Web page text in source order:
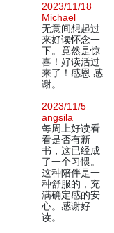
2023/11/18
Michael
无意间想起过
来好读怀念一
下。竟然是惊
喜！好读活过
来了！感恩 感
谢。
2023/11/5
angsila
每周上好读看
看是否有新
书，这已经成
了一个习惯。
这种陪伴是一
种舒服的，充
满确定感的安
心。感谢好
读。